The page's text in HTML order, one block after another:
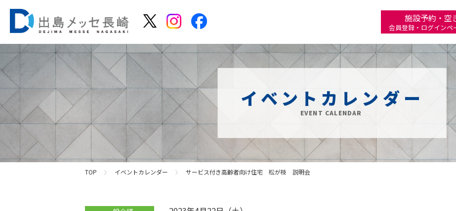
施設予約・空
会員登録・ログインペ
イベントカレンダー
EVENT CALENDAR
TOP イベントカレンダー サービス付き高齢者向け住宅 松が枝 説明会